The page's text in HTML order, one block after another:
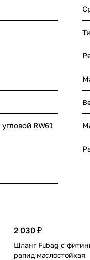
RW61
2 030 ₽
Шланг Fubag с
рапид маслостойкая